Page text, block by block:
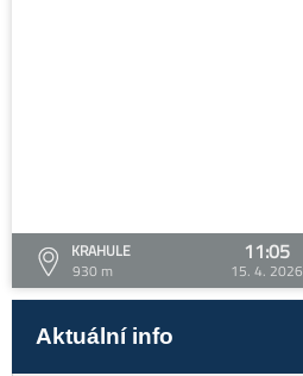
KRAHULE
930 m
11:05
15. 4. 2026
Aktuální info